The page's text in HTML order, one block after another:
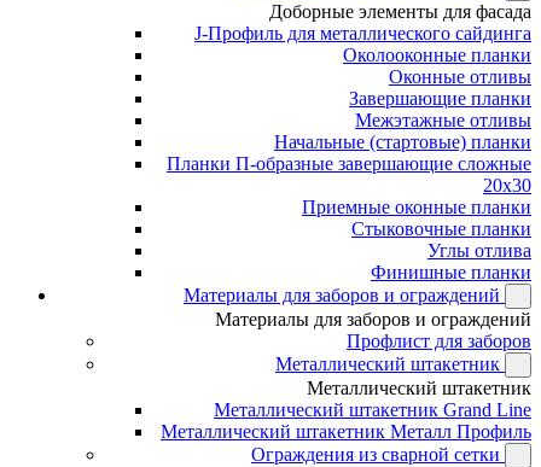
Доборные элементы для фасада
J-Профиль для металлического сайдинга
Околооконные планки
Оконные отливы
Завершающие планки
Межэтажные отливы
Начальные (стартовые) планки
Планки П-образные завершающие сложные
20x30
Приемные оконные планки
Стыковочные планки
Углы отлива
Финишные планки
Материалы для заборов и ограждений
Материалы для заборов и ограждений
Профлист для заборов
Металлический штакетник
Металлический штакетник
Металлический штакетник Grand Line
Металлический штакетник Металл Профиль
Ограждения из сварной сетки